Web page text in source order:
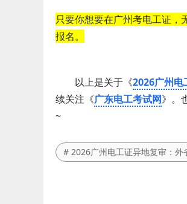
只要你想要在广州考电工证
报名。
以上是关于《2026广州电
续关注《广东电工考试网》。
~
# 2026广州电工证异地复审：外